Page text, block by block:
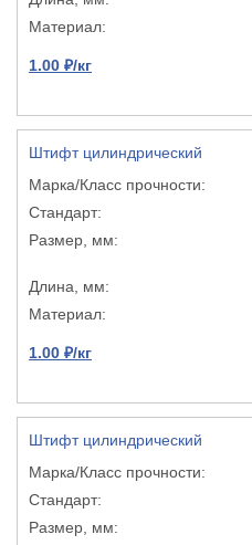
1.00 ₽/кг
Штифт цилиндрический
1.00 ₽/кг
Штифт цилиндрический